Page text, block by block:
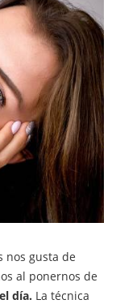
nos gusta de
al ponernos de
día. La técnica